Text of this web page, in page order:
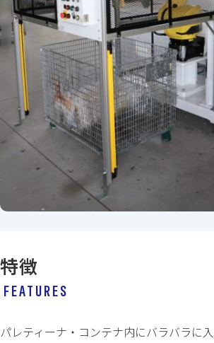
特徴
FEATURES
パレティーナ・コンテナ内にバラバラに